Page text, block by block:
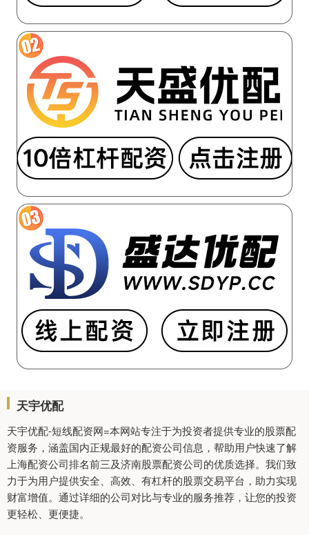
天宇优配
天宇优配-短线配资网=本网站专注于为投资者提供专业的股票配
资服务，涵盖国内正规最好的配资公司信息，帮助用户快速了解
上海配资公司排名前三及济南股票配资公司的优质选择。我们致
力于为用户提供安全、高效、有杠杆的股票交易平台，助力实现
财富增值。通过详细的公司对比与专业的服务推荐，让您的投资
更轻松、更便捷。